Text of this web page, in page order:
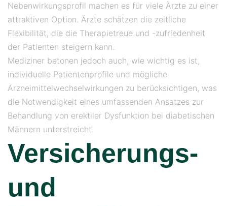
Nebenwirkungsprofil machen es für viele Ärzte zu einer
attraktiven Option. Ärzte schätzen die zeitliche
Flexibilität, die die Therapietreue und -zufriedenheit
der Patienten steigern kann.
Mediziner betonen jedoch auch, wie wichtig es ist,
individuelle Patientenprofile und mögliche
Arzneimittelwechselwirkungen zu berücksichtigen, was
die Notwendigkeit eines umfassenden Ansatzes zur
Behandlung von erektiler Dysfunktion bei diabetischen
Männern unterstreicht.
Versicherungs-
und